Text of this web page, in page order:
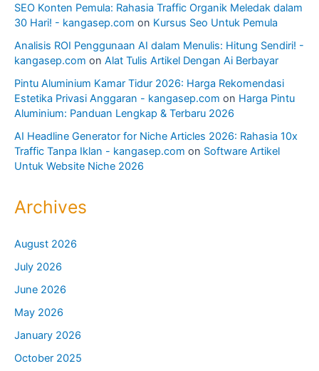
SEO Konten Pemula: Rahasia Traffic Organik Meledak dalam
30 Hari! - kangasep.com on Kursus Seo Untuk Pemula
Analisis ROI Penggunaan AI dalam Menulis: Hitung Sendiri! -
kangasep.com on Alat Tulis Artikel Dengan Ai Berbayar
Pintu Aluminium Kamar Tidur 2026: Harga Rekomendasi
Estetika Privasi Anggaran - kangasep.com on Harga Pintu
Aluminium: Panduan Lengkap & Terbaru 2026
AI Headline Generator for Niche Articles 2026: Rahasia 10x
Traffic Tanpa Iklan - kangasep.com on Software Artikel
Untuk Website Niche 2026
Archives
August 2026
July 2026
June 2026
May 2026
January 2026
October 2025